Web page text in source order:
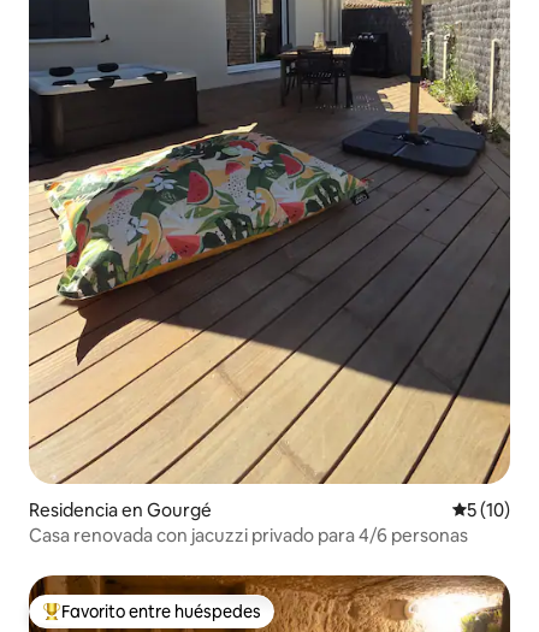
Residencia en Gourgé
5 (10)
Casa renovada con jacuzzi privado para 4/6 personas
De los mejores en Favorito entre huéspedes
Favorito entre huéspedes